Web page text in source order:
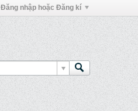
Đăng nhập hoặc Đăng kí